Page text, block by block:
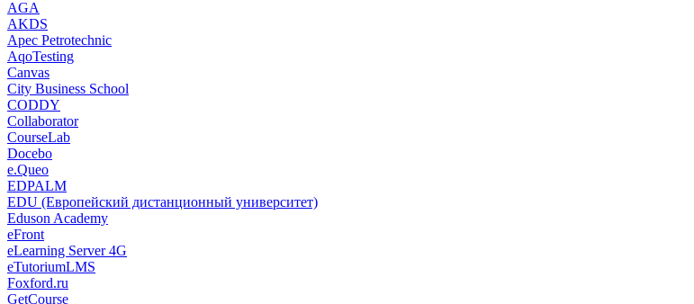
AGA
AKDS
Apec Petrotechnic
AqoTesting
Canvas
City Business School
CODDY
Collaborator
CourseLab
Docebo
e.Queo
EDPALM
EDU (Европейский дистанционный университет)
Eduson Academy
eFront
eLearning Server 4G
eTutoriumLMS
Foxford.ru
GetCourse